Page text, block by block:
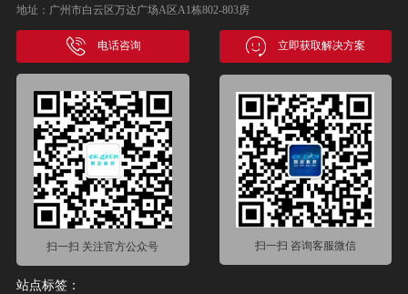
地址：广州市白云区万达广场A区A1栋802-803房
电话咨询 立即获取解决方案
扫一扫 关注官方公众号 扫一扫 咨询客服微信
站点标签：